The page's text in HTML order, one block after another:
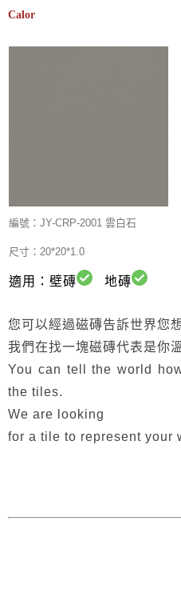
Calor
編號：JY-CRP-2001 雲白石
尺寸：20*20*1.0
適用：壁磚 地磚
您可以經過磁磚告訴世界您
我們在找一塊磁磚代表是你
You can tell the world
the tiles.
We are looking
for a tile to represent your